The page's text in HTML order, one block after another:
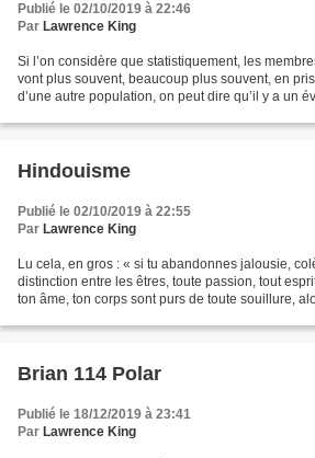
Publié le 02/10/2019 à 22:46
Par Lawrence King
Si l’on considère que statistiquement, les
vont plus souvent, beaucoup plus souvent, en
d’une autre population, on peut dire qu’il y a un
Hindouisme
Publié le 02/10/2019 à 22:55
Par Lawrence King
Lu cela, en gros : « si tu abandonnes jalousie,
distinction entre les êtres, toute passion, tout
ton âme, ton corps sont purs de toute souillure,
Brian 114 Polar
Publié le 18/12/2019 à 23:41
Par Lawrence King